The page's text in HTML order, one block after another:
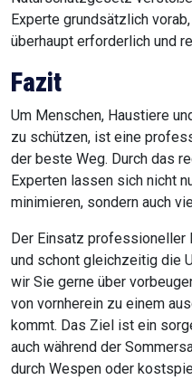
Experte grundsätzlich
überhaupt erforderlich und
Fazit
Um Menschen, Haustiere
zu schützen, ist eine
der beste Weg. Durch das
Experten lassen sich nicht
minimieren, sondern auch
Der Einsatz professioneller
und schont gleichzeitig die
wir Sie gerne über
von vornherein zu einem
kommt. Das Ziel ist ein
auch während der
durch Wespen oder